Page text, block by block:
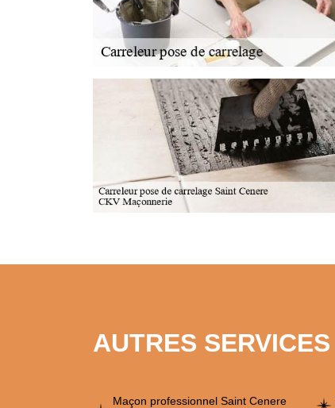
AUTRES SERVICES
Maçon professionnel Saint Cenere